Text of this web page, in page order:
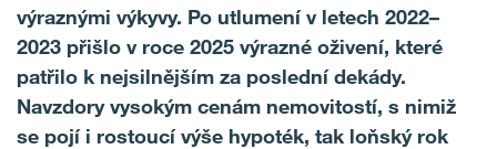
výraznými výkyvy. Po utlumení v letech 2022–
2023 přišlo v roce 2025 výrazné oživení, které
patřilo k nejsilnějším za poslední dekády.
Navzdory vysokým cenám nemovitostí, s nimiž
se pojí i rostoucí výše hypoték, tak loňský rok